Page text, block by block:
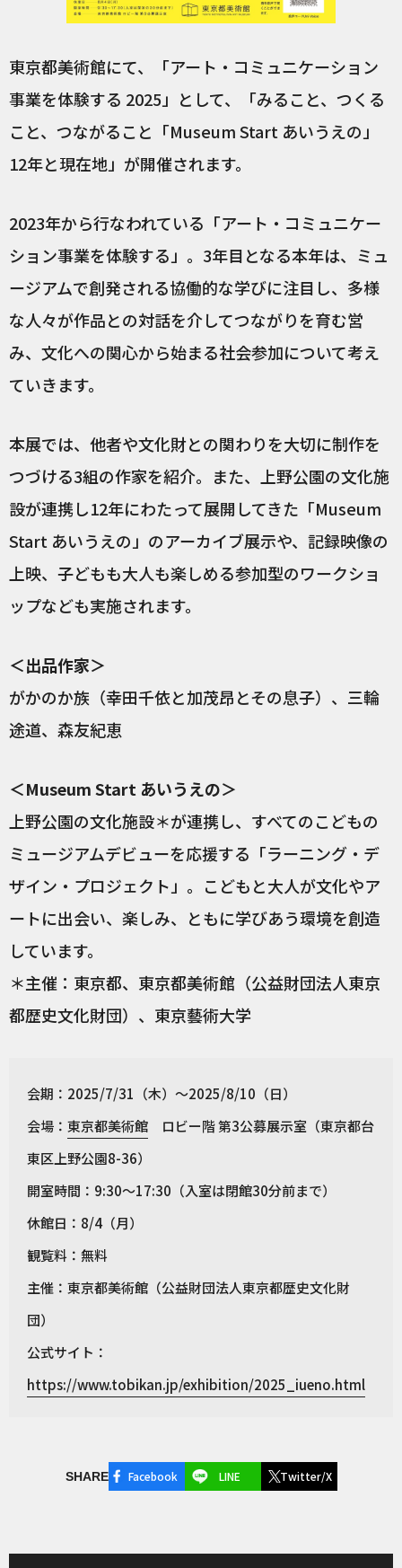
東京都美術館にて、「アート・コミュニケーション
事業を体験する 2025」として、「みること、つくる
こと、つながること「Museum Start あいうえの」
12年と現在地」が開催されます。
2023年から行なわれている「アート・コミュニケー
ション事業を体験する」。3年目となる本年は、ミュ
ージアムで創発される協働的な学びに注目し、多様
な人々が作品との対話を介してつながりを育む営
み、文化への関心から始まる社会参加について考え
ていきます。
本展では、他者や文化財との関わりを大切に制作を
つづける3組の作家を紹介。また、上野公園の文化施
設が連携し12年にわたって展開してきた「Museum
Start あいうえの」のアーカイブ展示や、記録映像の
上映、子どもも大人も楽しめる参加型のワークショ
ップなども実施されます。
＜出品作家＞
がかのか族（幸田千依と加茂昂とその息子）、三輪
途道、森友紀恵
＜Museum Start あいうえの＞
上野公園の文化施設＊が連携し、すべてのこどもの
ミュージアムデビューを応援する「ラーニング・デ
ザイン・プロジェクト」。こどもと大人が文化やア
ートに出会い、楽しみ、ともに学びあう環境を創造
しています。
＊主催：東京都、東京都美術館（公益財団法人東京
都歴史文化財団）、東京藝術大学
会期：2025/7/31（木）〜2025/8/10（日）
会場： 東京都美術館 ロビー階 第3公募展示室（東京都台
東区上野公園8-36）
開室時間：9:30～17:30（入室は閉館30分前まで）
休館日：8/4（月）
観覧料：無料
主催：東京都美術館（公益財団法人東京都歴史文化財
団）
公式サイト：
https://www.tobikan.jp/exhibition/2025_iueno.html
SHARE Facebook LINE Twitter/X